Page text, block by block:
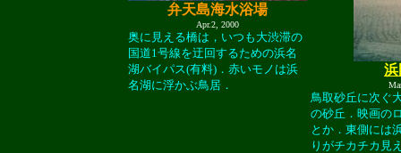
弁天島海水浴場
Apr.2, 2000
奥に見える橋は，いつも大渋滞の
国道1号線を迂回するための浜名
湖バイパス(有料)．赤いモノは浜
名湖に浮かぶ鳥居．
浜
鳥取砂丘に次ぐ
の砂丘．映画の
とか．東側には
りがチカチカ見